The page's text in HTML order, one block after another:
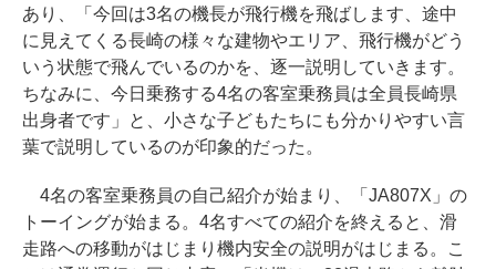
あり、「今回は3名の機長が飛行機を飛ばします、途中
に見えてくる長崎の様々な建物やエリア、飛行機がどう
いう状態で飛んでいるのかを、逐一説明していきます。
ちなみに、今日乗務する4名の客室乗務員は全員長崎県
出身者です」と、小さな子どもたちにも分かりやすい言
葉で説明しているのが印象的だった。
4名の客室乗務員の自己紹介が始まり、「JA807X」の
トーイングが始まる。4名すべての紹介を終えると、滑
走路への移動がはじまり機内安全の説明がはじまる。こ